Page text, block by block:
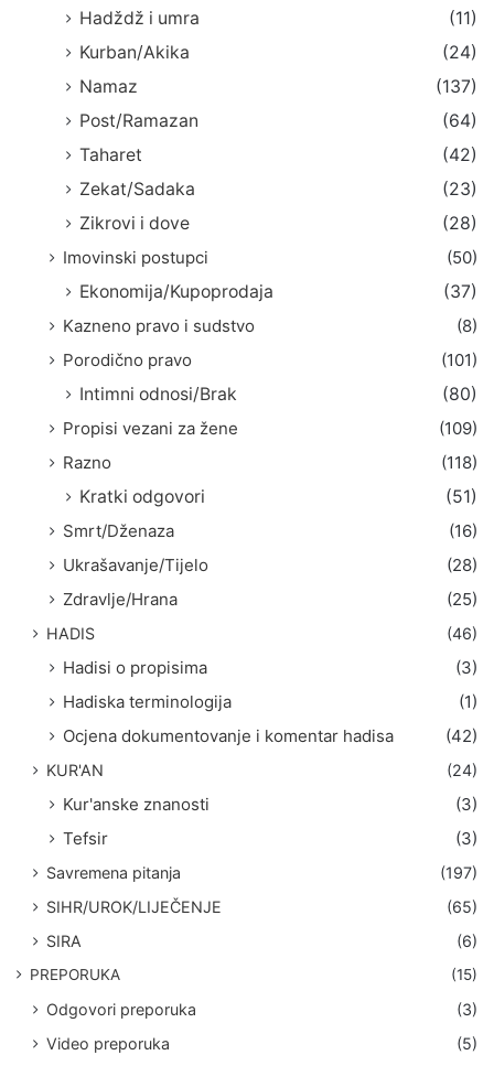
Hadždž i umra
(11)
Kurban/Akika
(24)
Namaz
(137)
Post/Ramazan
(64)
Taharet
(42)
Zekat/Sadaka
(23)
Zikrovi i dove
(28)
Imovinski postupci
(50)
Ekonomija/Kupoprodaja
(37)
Kazneno pravo i sudstvo
(8)
Porodično pravo
(101)
Intimni odnosi/Brak
(80)
Propisi vezani za žene
(109)
Razno
(118)
Kratki odgovori
(51)
Smrt/Dženaza
(16)
Ukrašavanje/Tijelo
(28)
Zdravlje/Hrana
(25)
HADIS (46)
Hadisi o propisima
(3)
Hadiska terminologija
(1)
Ocjena dokumentovanje i komentar hadisa
(42)
KUR'AN (24)
Kur'anske znanosti
(3)
Tefsir
(3)
Savremena pitanja
(197)
SIHR/UROK/LIJEČENJE
(65)
SIRA
(6)
PREPORUKA (15)
Odgovori preporuka
(3)
Video preporuka
(5)